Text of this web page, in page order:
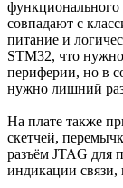
Что, где, когда
В линейке
подобной ACE-
отсутствием
есть ещё Nano-